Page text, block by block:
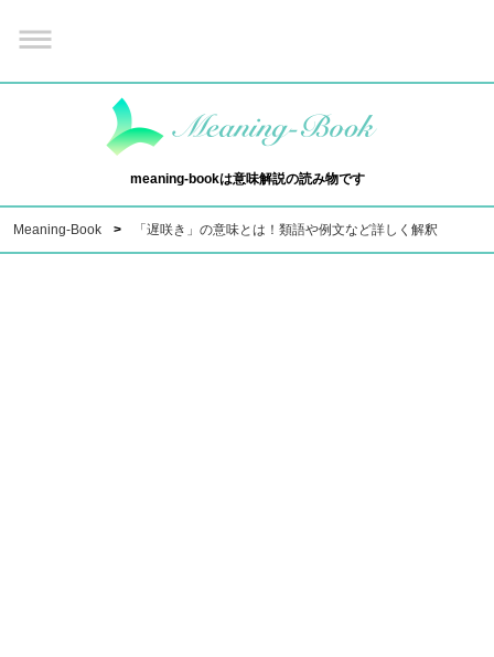
meaning-bookは意味解説の読み物です
Meaning-Book 「遅咲き」の意味とは！類語や例文など詳しく解釈